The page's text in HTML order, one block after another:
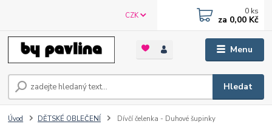
Menu
CZK
Hledat
0 ks
za 0,00 Kč
Úvod DĚTSKÉ OBLEČENÍ Dívčí čelenka - Duhové šupinky